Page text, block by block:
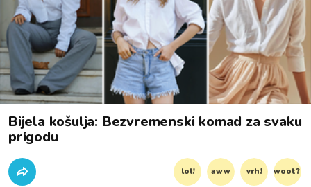
Bijela košulja: Bezvremenski komad za svaku
prigodu
lol! aww vrh! woot?!